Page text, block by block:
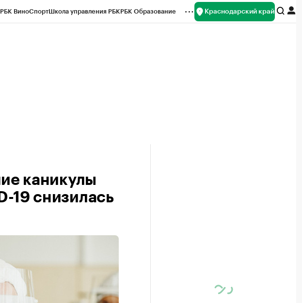
РБК ВиноСпортШкола управления РБКРБК Образование Краснодарский край
каникулы
19 снизилась